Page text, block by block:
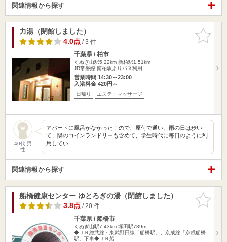
関連情報から探す
お気に入
りに追加
力湯（閉館しました）
4.0点/ 3 件
千葉県 / 柏市
くぬぎ山駅5.22km 新柏駅1.51km
JR常磐線 南柏駅よりバス利用
営業時間 14:30～23:00
入浴料金 420円～
日帰り エステ・マッサージ
40代 男
性
アパートに風呂がなかった！ので、原付で通い、雨の日は歩い
て、隣のコインランドリーも含めて、学生時代に毎日のように利
用してい…
関連情報から探す
お気に入
りに追加
船橋健康センター ゆとろぎの湯（閉館しました）
3.8点/ 20 件
千葉県 / 船橋市
くぬぎ山駅7.43km 塚田駅789m
◆ＪＲ総武線・東武野田線「船橋駅」、京成線「京成船橋
駅」下車◆ＪＲ船…